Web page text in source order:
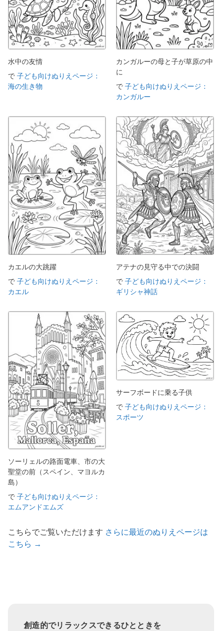
水中の友情
で 子ども向けぬりえページ：
海の生き物
カンガルーの母と子が草原の中
に
で 子ども向けぬりえページ：
カンガルー
カエルの大跳躍
で 子ども向けぬりえページ：
カエル
アテナの見守る中での決闘
で 子ども向けぬりえページ：
ギリシャ神話
ソーリェルの路面電車、市の大
聖堂の前（スペイン、マヨルカ
島）
で 子ども向けぬりえページ：
エムアンドエムズ
サーフボードに乗る子供
で 子ども向けぬりえページ：
スポーツ
こちらでご覧いただけます さらに最近のぬりえページは
こちら →
創造的でリラックスできるひとときを